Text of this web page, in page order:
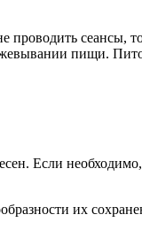
проводить сеансы,
пищи.
Если
их